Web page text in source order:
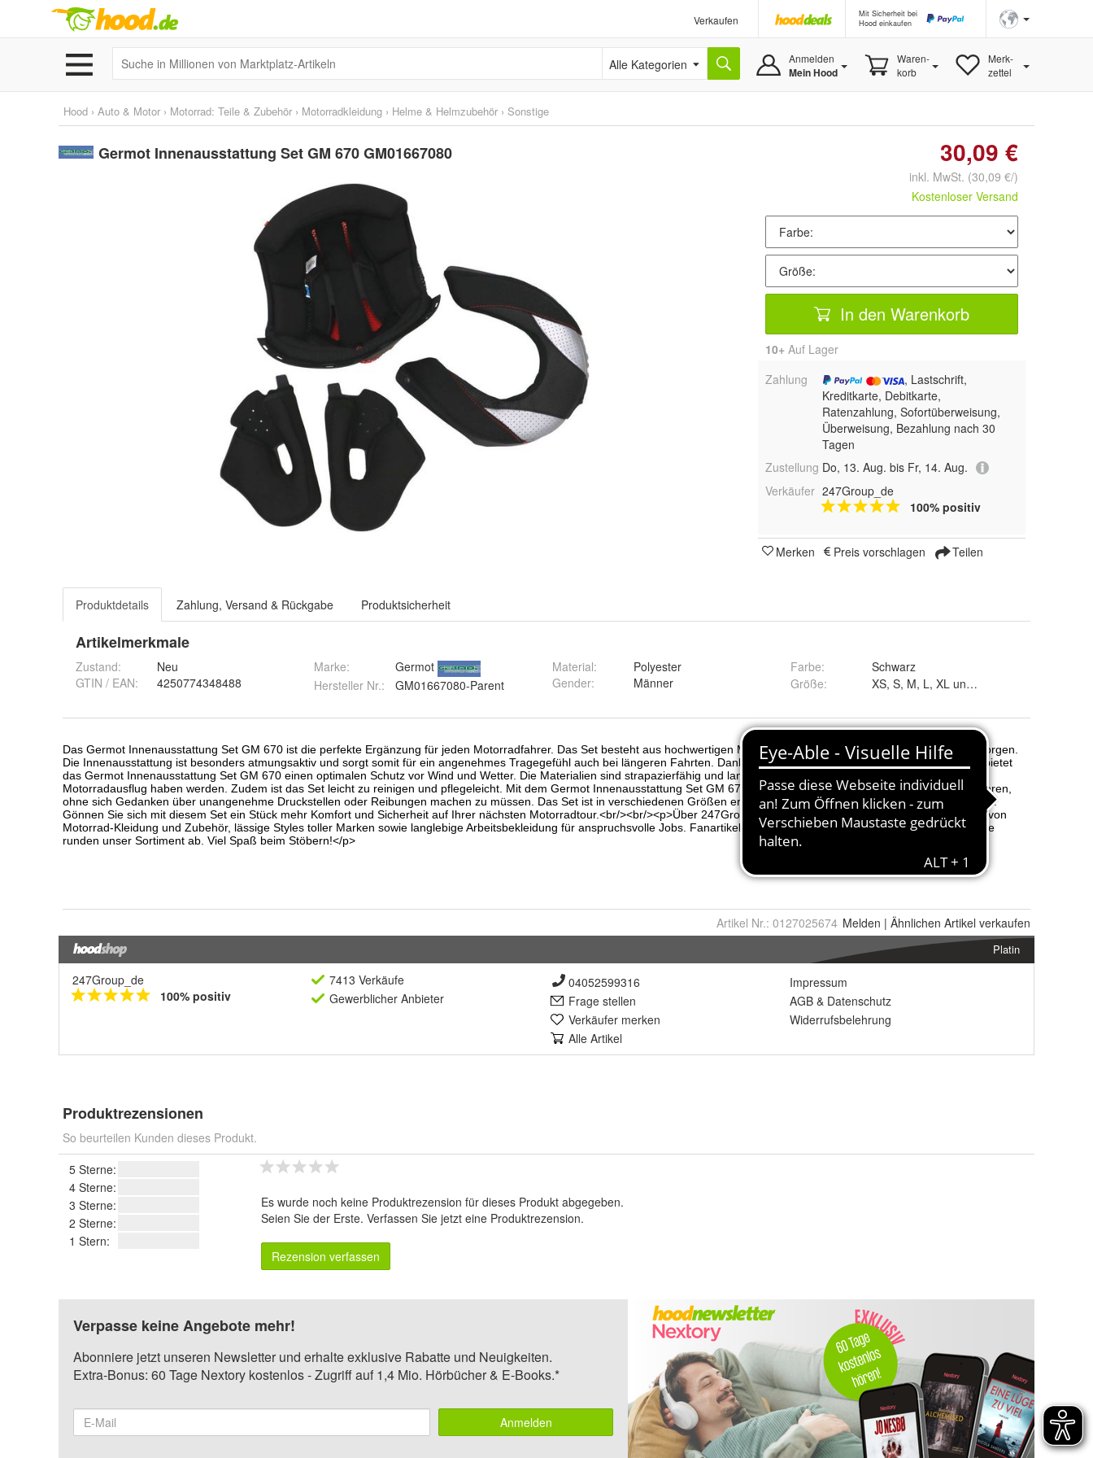
Verkaufen
Mit Sicherheit bei
Hood einkaufen
Alle Kategorien Anmelden
Mein Hood
Waren-
korb
Merk-
zettel
Hood › Auto & Motor › Motorrad: Teile & Zubehör › Motorradkleidung › Helme & Helmzubehör › Sonstige
Germot Innenausstattung Set GM 670 GM01667080 30,09 €
inkl. MwSt. (30,09 €/)
Kostenloser Versand
In den Warenkorb
10+ Auf Lager
Zahlung
, Lastschrift,
Kreditkarte, Debitkarte,
Ratenzahlung, Sofortüberweisung,
Überweisung, Bezahlung nach 30
Tagen
Zustellung Do, 13. Aug. bis Fr, 14. Aug.
Verkäufer 247Group_de
100% positiv
Merken Preis vorschlagen Teilen
Produktdetails Zahlung, Versand & Rückgabe Produktsicherheit
Artikelmerkmale
Zustand:
Neu
GTIN / EAN:
4250774348488
Marke:
Germot
Hersteller Nr.:
GM01667080-Parent
Material:
Polyester
Gender: Männer
Farbe:
Schwarz
Größe: XS, S, M, L, XL und XXL
Artikel Nr.: 0127025674 Melden | Ähnlichen Artikel verkaufen
Platin
247Group_de
100% positiv
7413 Verkäufe
Gewerblicher Anbieter
04052599316
Frage stellen
Verkäufer merken
Alle Artikel
Impressum
AGB & Datenschutz
Widerrufsbelehrung
Produktrezensionen
So beurteilen Kunden dieses Produkt.
5 Sterne:
4 Sterne:
3 Sterne:
2 Sterne:
1 Stern:
Es wurde noch keine Produktrezension für dieses Produkt abgegeben.
Seien Sie der Erste. Verfassen Sie jetzt eine Produktrezension.
Rezension verfassen
Verpasse keine Angebote mehr!
Abonniere jetzt unseren Newsletter und erhalte exklusive Rabatte und Neuigkeiten.
Extra-Bonus: 60 Tage Nextory kostenlos - Zugriff auf 1,4 Mio. Hörbücher & E-Books.*
Anmelden